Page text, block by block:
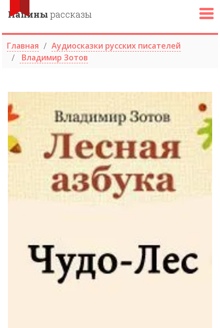
Папины рассказы
Главная
Аудиосказки русских писателей
Владимир Зотов